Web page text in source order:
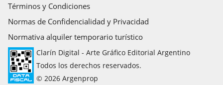
Términos y Condiciones
Normas de Confidencialidad y Privacidad
Normativa alquiler temporario turístico
Clarín Digital - Arte Gráfico Editorial Argentino
Todos los derechos reservados.
© 2026 Argenprop